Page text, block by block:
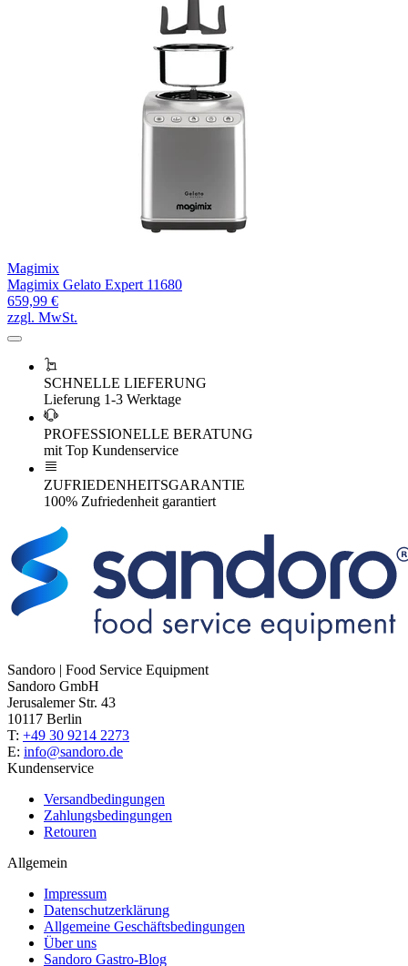
Magimix
Magimix Gelato Expert 11680
659,99 €
zzgl. MwSt.
SCHNELLE LIEFERUNG
Lieferung 1-3 Werktage
PROFESSIONELLE BERATUNG
mit Top Kundenservice
ZUFRIEDENHEITSGARANTIE
100% Zufriedenheit garantiert
Sandoro | Food Service Equipment
Sandoro GmbH
Jerusalemer Str. 43
10117 Berlin
T: +49 30 9214 2273
E: info@sandoro.de
Kundenservice
Versandbedingungen
Zahlungsbedingungen
Retouren
Allgemein
Impressum
Datenschutzerklärung
Allgemeine Geschäftsbedingungen
Über uns
Sandoro Gastro-Blog